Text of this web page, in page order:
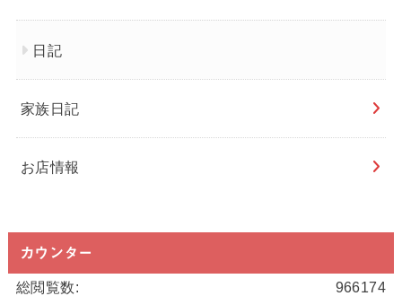
日記
家族日記
お店情報
カウンター
966174
総閲覧数: